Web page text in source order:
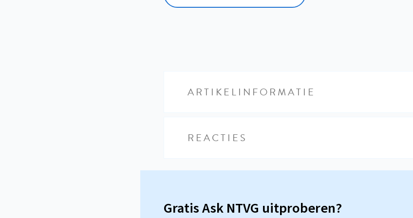
ARTIKELINFORMATIE
REACTIES
Gratis Ask NTVG uitproberen?